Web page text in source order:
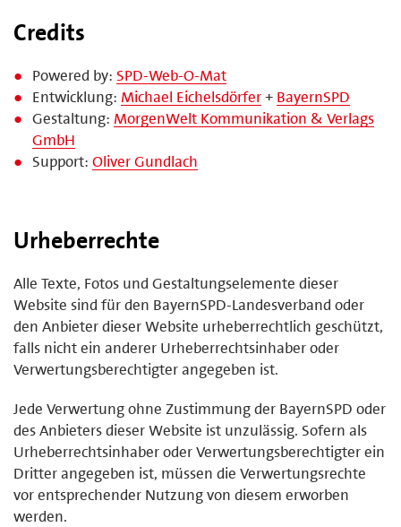
Credits
Powered by: SPD-Web-O-Mat
Entwicklung:Michael Eichelsdörfer+ BayernSPD
Gestaltung:MorgenWelt Kommunikation & Verlags
GmbH
Support:Oliver Gundlach
Urheberrechte
Alle Texte, Fotos und Gestaltungselemente dieser
Website sind für den BayernSPD-Landesverband oder
den Anbieter dieser Website urheberrechtlich geschützt,
falls nicht ein anderer Urheberrechtsinhaber oder
Verwertungsberechtigter angegeben ist.
Jede Verwertung ohne Zustimmung der BayernSPD oder
des Anbieters dieser Website ist unzulässig. Sofern als
Urheberrechtsinhaber oder Verwertungsberechtigter ein
Dritter angegeben ist, müssen die Verwertungsrechte
vor entsprechender Nutzung von diesem erworben
werden.